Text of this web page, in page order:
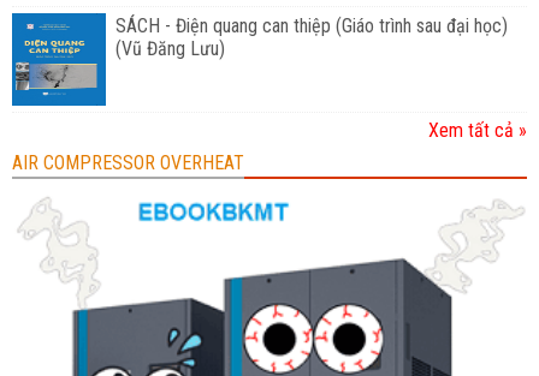
SÁCH - Điện quang can thiệp (Giáo trình sau đại học)
(Vũ Đăng Lưu)
Xem tất cả »
AIR COMPRESSOR OVERHEAT